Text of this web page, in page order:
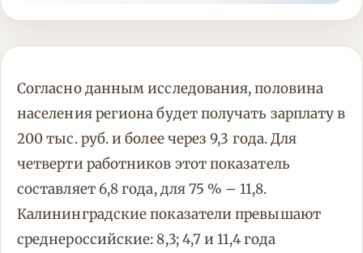
Согласно данным исследования, половина
населения региона будет получать зарплату в
200 тыс. руб. и более через 9,3 года. Для
четверти работников этот показатель
составляет 6,8 года, для 75 % – 11,8.
Калининградские показатели превышают
среднероссийские: 8,3; 4,7 и 11,4 года